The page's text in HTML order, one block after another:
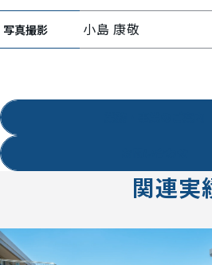
写真撮影 小島 康敬
関連実